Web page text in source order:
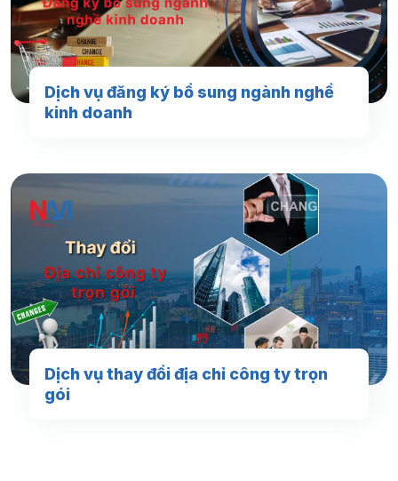
Dịch vụ đăng ký bổ sung ngành nghề
kinh doanh
Dịch vụ thay đổi địa chỉ công ty trọn
gói